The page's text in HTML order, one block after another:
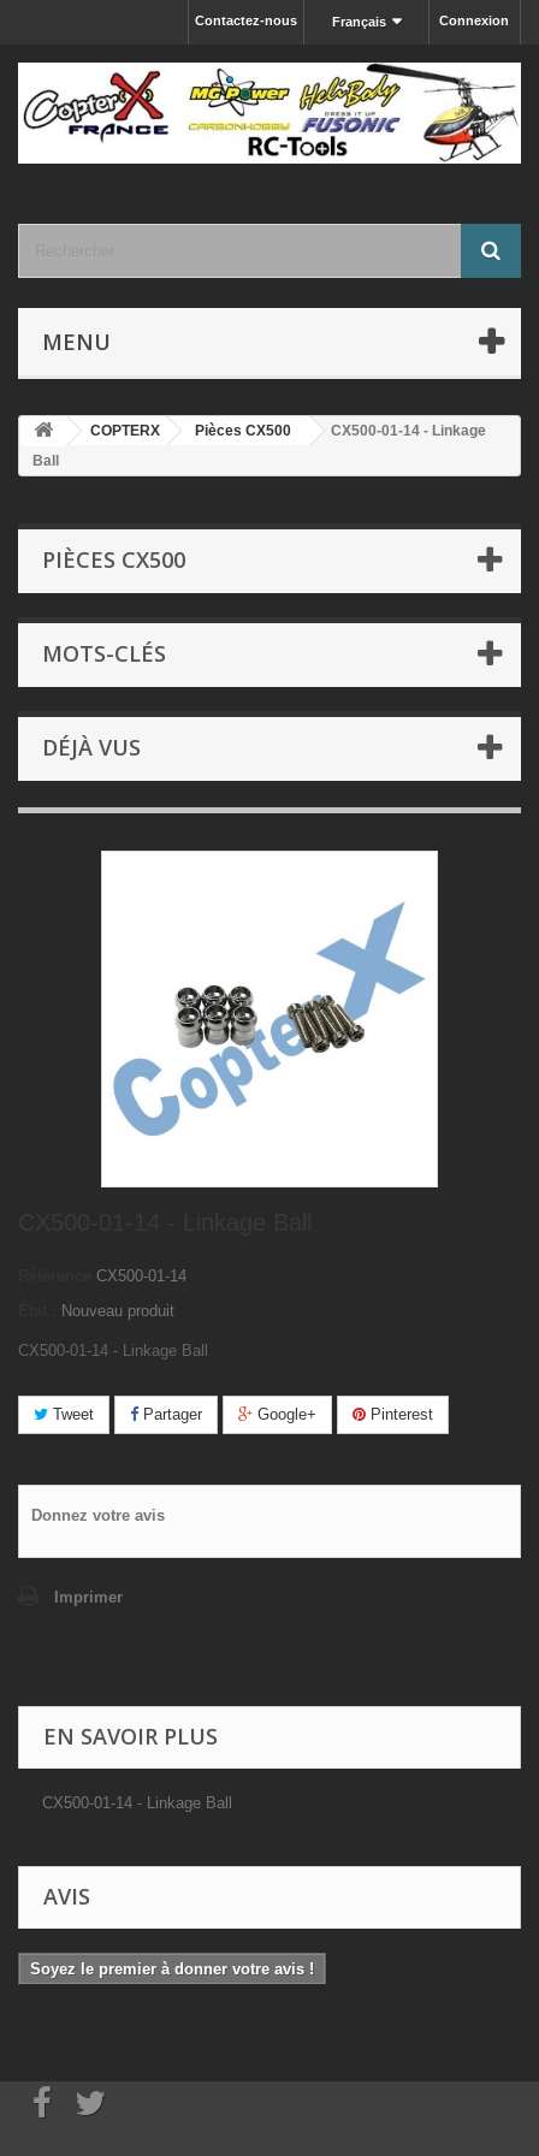
Connexion
Français
Contactez-nous
MENU
COPTERX Pièces CX500
CX500-01-14 - Linkage
Ball
PIÈCES CX500
MOTS-CLÉS
DÉJÀ VUS
CX500-01-14
Nouveau produit
CX500-01-14 - Linkage Ball
Tweet Partager Google+ Pinterest
Donnez votre avis
Imprimer
EN SAVOIR PLUS
CX500-01-14 - Linkage Ball
AVIS
Soyez le premier à donner votre avis !